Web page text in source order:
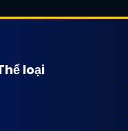
loại